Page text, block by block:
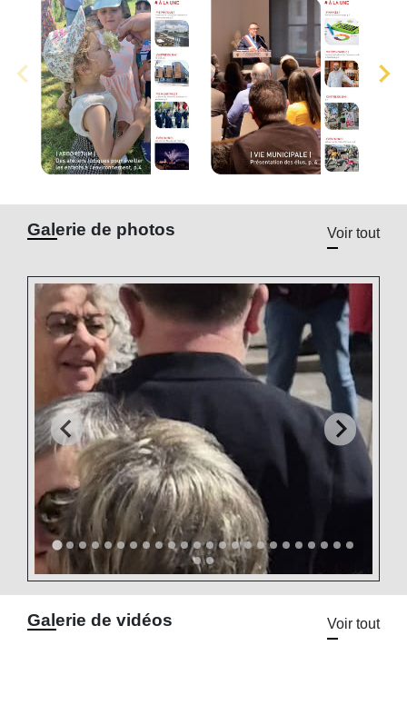
Galerie de photos Voir tout
Galerie de vidéos Voir tout